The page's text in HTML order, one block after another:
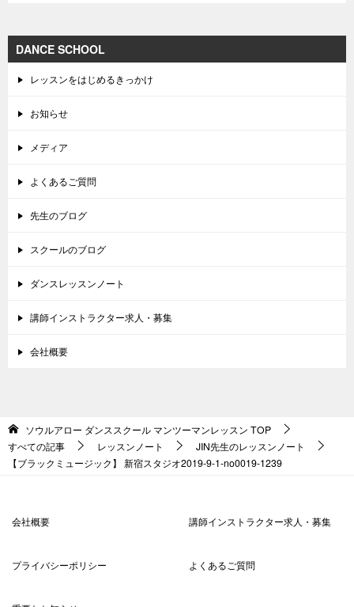
DANCE SCHOOL
レッスンをはじめるきっかけ
お知らせ
メディア
よくあるご質問
先生のブログ
スクールのブログ
ダンスレッスンノート
講師インストラクター求人・募集
会社概要
ソウルアロー ダンススクール マンツーマンレッスン TOP
すべての記事
レッスンノート
JIN先生のレッスンノート
【ブラックミュージック】 新宿スタジオ2019-9-1-no0019-1239
会社概要 講師インストラクター求人・募集
プライバシーポリシー よくあるご質問